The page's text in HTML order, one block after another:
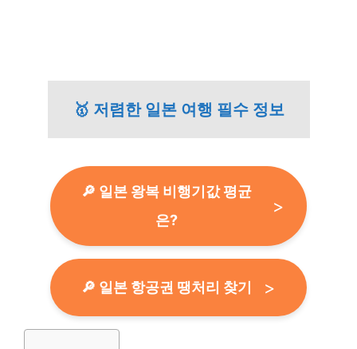
🥇 저렴한 일본 여행 필수 정보
🔎 일본 왕복 비행기값 평균
은?
🔎 일본 항공권 땡처리 찾기